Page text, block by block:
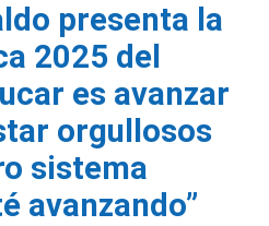
presenta la
2025 del
es avanzar
orgullosos
sistema
avanzando”